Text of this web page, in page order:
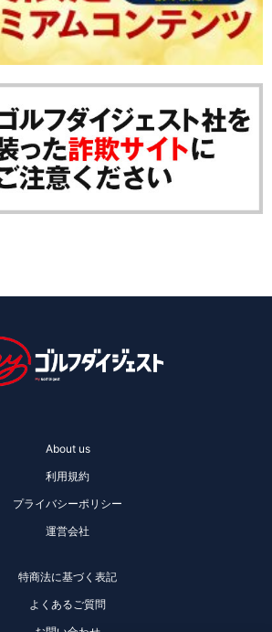
About us
利用規約
プライバシーポリシー
運営会社
特商法に基づく表記
よくあるご質問